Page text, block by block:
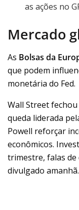
as ações no
Mercado
As Bolsas da
que podem
monetária do Fed.
Wall Street
queda liderada
Powell reforçar
econômicos.
trimestre, falas de
divulgado amanhã.